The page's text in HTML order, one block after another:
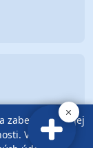
zabezpečenie jej
Viac